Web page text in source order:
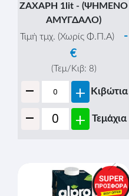
ΖΑΧΑΡΗ 1lit - (ΨΗΜΕΝΟ
ΑΜΥΓΔΑΛΟ)
Τιμή τμχ. (Χωρίς Φ.Π.Α)
-
€
(Τεμ/Κιβ: 8)
- + Κιβώτια
- + Τεμάχια